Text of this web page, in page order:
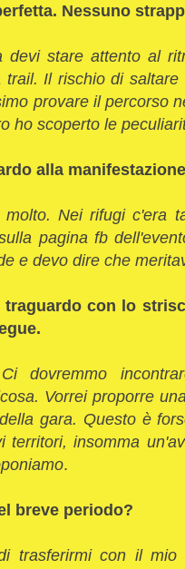
Nessuno
devi stare attento al
trail. Il rischio di
provare il percorso
ho scoperto le
alla
Nei rifugi c'era
pagina fb
e devo dire che
con lo
dovremmo
Vorrei proporre
gara. Questo è
territori, insomma
.
breve periodo?
trasferirmi con il